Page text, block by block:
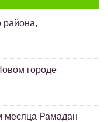
района,
городе
месяца Рамадан